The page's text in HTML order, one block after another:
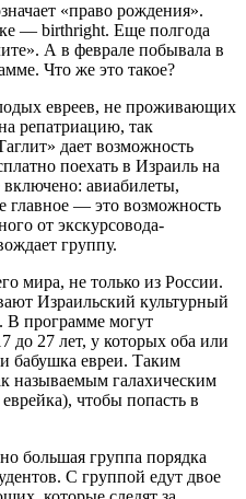
«право рождения».
— birthright. Еще полгода
А в феврале побывала в
Что же это такое?
евреев, не проживающих
репатриацию, так
дает возможность
поехать в Израиль на
включено: авиабилеты,
главное — это возможность
от экскурсовода-
группу.
мира, не только из России.
Израильский культурный
В программе могут
до 27 лет, у которых оба или
бабушка евреи. Таким
называемым галахическим
чтобы попасть в
большая группа порядка
С группой едут двое